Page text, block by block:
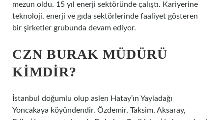
mezun oldu. 15 yıl enerji sektöründe çalıştı. Kariyerine
teknoloji, enerji ve gıda sektörlerinde faaliyet gösteren
bir şirketler grubunda devam ediyor.
CZN BURAK MÜDÜRÜ
KIMDIR?
İstanbul doğumlu olup aslen Hatay’ın Yayladağı
Yoncakaya köyündendir. Özdemir, Taksim, Aksaray,